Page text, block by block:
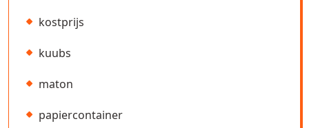
kostprijs
kuubs
maton
papiercontainer